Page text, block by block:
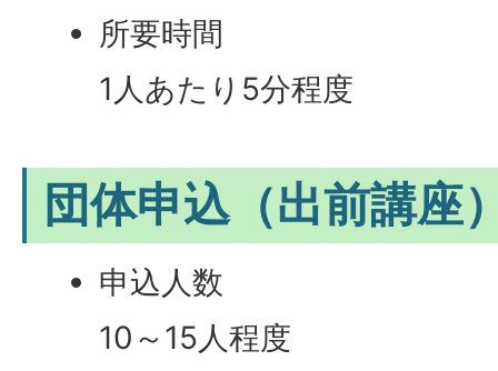
所要時間
1人あたり5分程度
団体申込（出前講座
申込人数
10～15人程度